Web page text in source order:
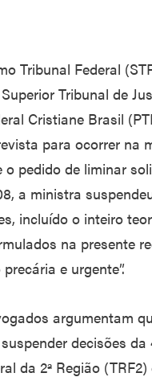
Tribunal Federal
Tribunal de
Cristiane Brasil
para ocorrer na
o pedido de liminar
a ministra
incluído o inteiro
na presente
e urgente”.
argumentam
decisões
da 2ª Região